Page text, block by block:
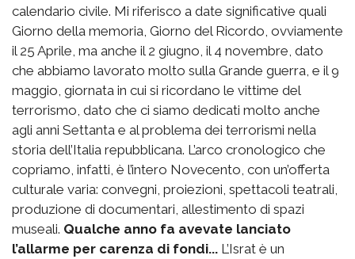
calendario civile. Mi riferisco a date significative quali
Giorno della memoria, Giorno del Ricordo, ovviamente
il 25 Aprile, ma anche il 2 giugno, il 4 novembre, dato
che abbiamo lavorato molto sulla Grande guerra, e il 9
maggio, giornata in cui si ricordano le vittime del
terrorismo, dato che ci siamo dedicati molto anche
agli anni Settanta e al problema dei terrorismi nella
storia dell’Italia repubblicana. L’arco cronologico che
copriamo, infatti, è l’intero Novecento, con un’offerta
culturale varia: convegni, proiezioni, spettacoli teatrali,
produzione di documentari, allestimento di spazi
museali. Qualche anno fa avevate lanciato
l’allarme per carenza di fondi... L’Israt è un